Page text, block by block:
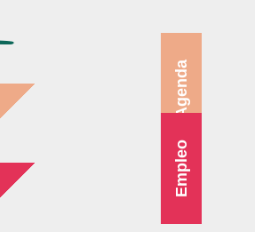
Agenda
Empleo